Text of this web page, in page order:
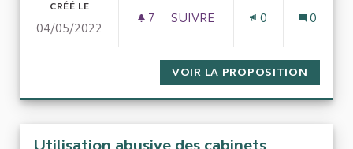
CRÉÉ LE
04/05/2022
7 7 ABONNÉS
SUIVRE
0 0
VOIR LA PROPOSITION